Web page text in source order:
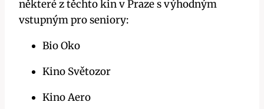
některé z těchto kin v Praze s výhodným
vstupným pro seniory:
Bio Oko
Kino Světozor
Kino Aero